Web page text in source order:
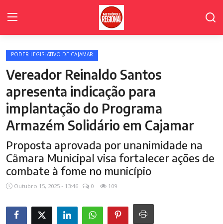
Home Page
Poder Legislativo de Cajamar
Cidades
Fale Conosco
Polícia
Política
PODER LEGISLATIVO DE CAJAMAR
Vereador Reinaldo Santos
apresenta indicação para
implantação do Programa
Armazém Solidário em Cajamar
Proposta aprovada por unanimidade na
Câmara Municipal visa fortalecer ações de
combate à fome no município
Outubro 15, 2025 - 13:46 0 109